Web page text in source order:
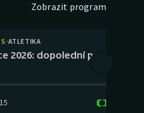
Zobrazit program
ATLETIKA
2026: dopolední program